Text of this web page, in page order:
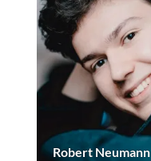
Robert Neumann